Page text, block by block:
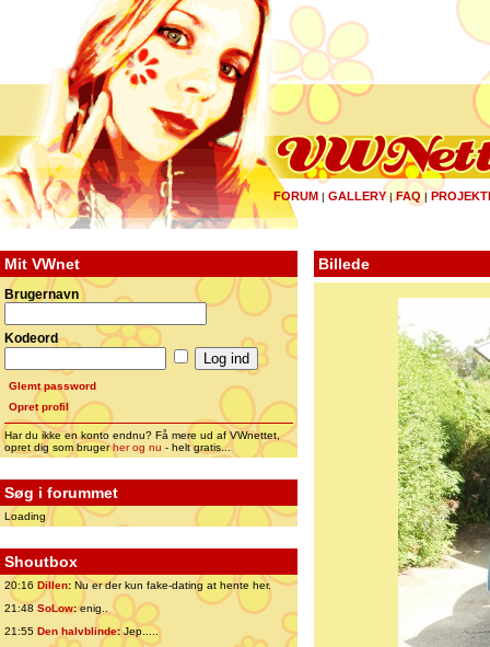
FORUM | GALLERY|FAQ |
Mit VWnet
Brugernavn
Kodeord
Glemt password
Opret profil
Har du ikke en konto endnu? Få mere ud af VWnettet,
opret dig som brugerher og nu - helt gratis...
Søg i forummet
Loading
Shoutbox
20:16 Dillen: Nu er der kun fake-dating at hente her.
21:48 SoLow:enig..
21:55 Den halvblinde:Jep.....
Billede